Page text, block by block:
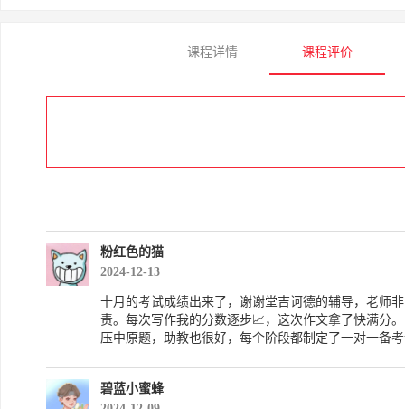
课程详情 课程评价
粉红色的猫
2024-12-13
十月的考试成绩出来了，谢谢堂吉诃德的辅导，老师
责。每次写作我的分数逐步📈，这次作文拿了快满分
压中原题，助教也很好，每个阶段都制定了一对一备
碧蓝小蜜蜂